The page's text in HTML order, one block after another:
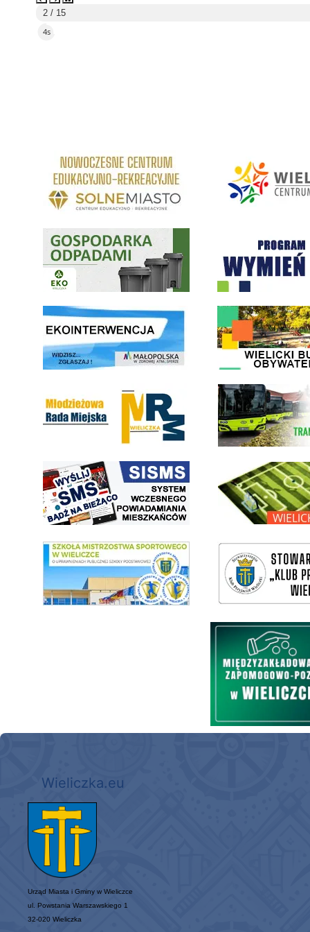
2 / 15
3s
link do strony Centrum Edukacyjno Rekreacyjne
Gospodarka odpadami na terenie Miasta i Gminy WieliczkaProgram "Czyste Powietrze"
link do strony ekointerwencja dot.- powietrza link do strony - Wielicki
link do strony Wielickiej
link do strony systemu wczesnego ostrzegania mieszkańców SISMS
link do opisu projektu
link do SMS Wieliczka wieliczka-wieliczanie na bis
Międzyzakładowa Kasa
Wieliczka.eu
Urząd Miasta i Gminy w Wieliczce
ul. Powstania Warszawskiego 1
32-020 Wieliczka